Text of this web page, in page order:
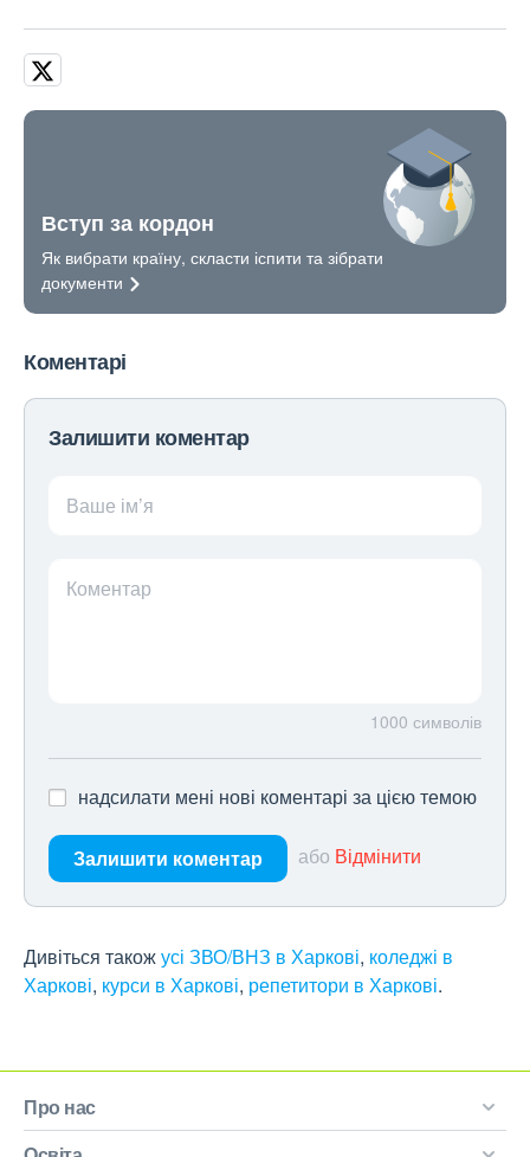
Вступ за кордон
Як вибрати країну, скласти іспити та зібрати
документи
Коментарі
Залишити коментар
Ваше ім’я
Коментар
1000 символів
надсилати мені нові коментарі за цією темою
Залишити коментар або Відмінити
Дивіться такожусі ЗВО/ВНЗ в Харкові, коледжі в
Харкові, курси в Харкові, репетитори в Харкові.
Про нас